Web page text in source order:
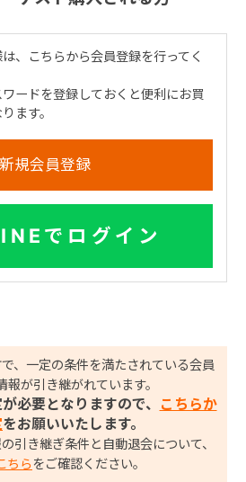
、こちらから会員登録を行ってく
ードを登録しておくと便利にお買
ます。
でログイン
、一定の条件を満たされている会員
報が引き継がれています。
必要となりますので、
こちらか
をお願いいたします。
引き継ぎ条件と自動退会について、
ちら をご確認ください。